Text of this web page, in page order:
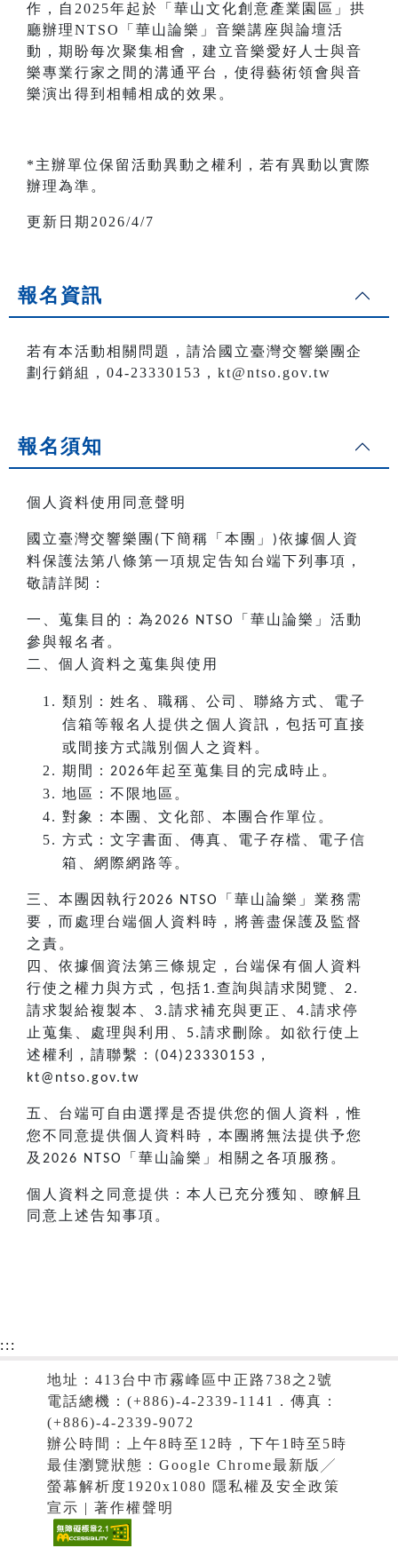
作，自2025年起於「華山文化創意產業園區」拱
廳辦理NTSO「華山論樂」音樂講座與論壇活
動，期盼每次聚集相會，建立音樂愛好人士與音
樂專業行家之間的溝通平台，使得藝術領會與音
樂演出得到相輔相成的效果。
*主辦單位保留活動異動之權利，若有異動以實際
辦理為準。
更新日期2026/4/7
報名資訊
若有本活動相關問題，請洽國立臺灣交響樂團企
劃行銷組，04-23330153，kt@ntso.gov.tw
報名須知
個人資料使用同意聲明
國立臺灣交響樂團 (下簡稱「本團」 )依據個人資
料保護法第八條第一項規定告知台端下列事項，
敬請詳閱：
一、蒐集目的：為2026 NTSO
「華山論樂」活動
參與報名者。
二、個人資料之蒐集與使用
類別：姓名、職稱、公司、聯絡方式、電子
信箱等報名人提供之個人資訊，包括可直接
或間接方式識別個人之資料。
期間： 2026年起至蒐集目的完成時止。
地區：不限地區。
對象：本團、文化部、本團合作單位。
方式：文字書面、傳真、電子存檔、電子信
箱、網際網路等。
三、本團因執行2026 NTSO
「華山論樂」業務需
要，而處理台端個人資料時，將善盡保護及監督
之責。
四、依據個資法第三條規定，台端保有個人資料
行使之權力與方式，包括1.查詢與請求閱覽、 2.
請求製給複製本、 3.請求補充與更正、 4.請求停
止蒐集、處理與利用、 5.請求刪除。如欲行使上
述權利，請聯繫： (04)23330153 ，
kt@ntso.gov.tw
五、台端可自由選擇是否提供您的個人資料，惟
您不同意提供個人資料時，本團將無法提供予您
及 2026 NTSO 「華山論樂」相關之各項服務。
個人資料之同意提供：本人已充分獲知、瞭解且
同意上述告知事項。
:::
地址：413台中市霧峰區中正路738之2號
電話總機：(+886)-4-2339-1141．傳真：
(+886)-4-2339-9072
辦公時間：上午8時至12時，下午1時至5時
最佳瀏覽狀態：Google Chrome最新版╱
螢幕解析度1920x1080 隱私權及安全政策
宣示 | 著作權聲明